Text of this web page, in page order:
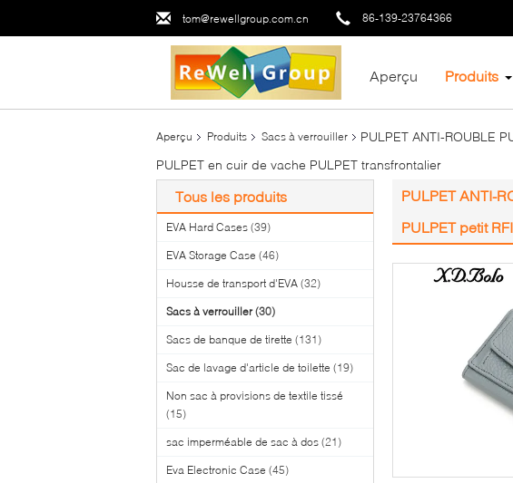
tom@rewellgroup.com.cn 86-139-23764366
Aperçu Produits
Aperçu Produits Sacs à verrouiller
PULPET ANTI-ROUBLE
PULPET en cuir de vache PULPET transfrontalier
Tous les produits
EVA Hard Cases (39)
EVA Storage Case (46)
Housse de transport d'EVA (32)
Sacs à verrouiller (30)
Sacs de banque de tirette (131)
Sac de lavage d'article de toilette (19)
Non sac à provisions de textile tissé
(15)
sac imperméable de sac à dos (21)
Eva Electronic Case (45)
PULPET ANTI-
PULPET petit